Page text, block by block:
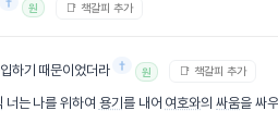
원 📑 책갈피 추가
하기 때문이었더라 † 원 📑 책갈피 추가
너는 나를 위하여 용기 를 내어 여호와의싸움을 싸